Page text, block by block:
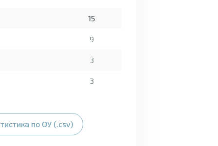
15
9
3
3
по ОУ (.csv)